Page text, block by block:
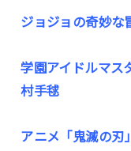
ジョジョの奇妙な
学園アイドルマ
村手毬
アニメ「鬼滅の